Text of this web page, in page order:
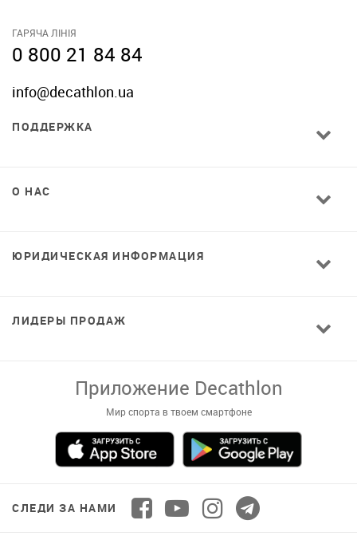
ГАРЯЧА ЛІНІЯ
0 800 21 84 84
info@decathlon.ua
ПОДДЕРЖКА
О НАС
ЮРИДИЧЕСКАЯ ИНФОРМАЦИЯ
ЛИДЕРЫ ПРОДАЖ
Завантажуй додаток!
Комфортні покупки, ексклюзивні
пропозиції і зручний каталог в твоєму телефоні